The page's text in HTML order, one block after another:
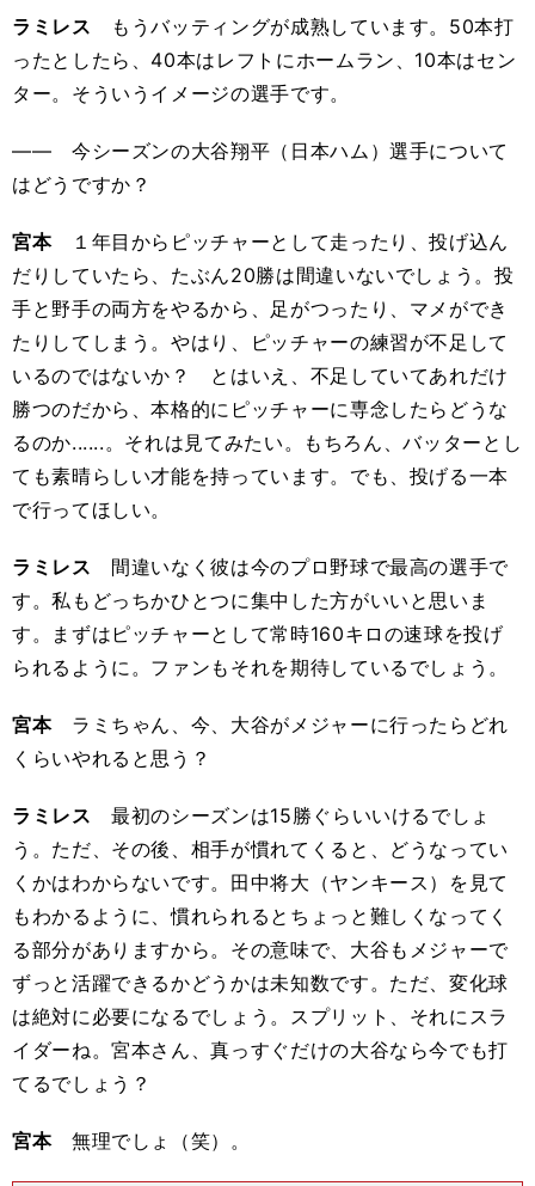
ラミレス もうバッティングが成熟しています。50本打
ったとしたら、40本はレフトにホームラン、10本はセン
ター。そういうイメージの選手です。
―― 今シーズンの大谷翔平（日本ハム）選手について
はどうですか？
宮本１年目からピッチャーとして走ったり、投げ込ん
だりしていたら、たぶん20勝は間違いないでしょう。投
手と野手の両方をやるから、足がつったり、マメができ
たりしてしまう。やはり、ピッチャーの練習が不足して
いるのではないか？ とはいえ、不足していてあれだけ
勝つのだから、本格的にピッチャーに専念したらどうな
るのか......。それは見てみたい。もちろん、バッターとし
ても素晴らしい才能を持っています。でも、投げる一本
で行ってほしい。
ラミレス 間違いなく彼は今のプロ野球で最高の選手で
す。私もどっちかひとつに集中した方がいいと思いま
す。まずはピッチャーとして常時160キロの速球を投げ
られるように。ファンもそれを期待しているでしょう。
宮本ラミちゃん、今、大谷がメジャーに行ったらどれ
くらいやれると思う？
ラミレス 最初のシーズンは15勝ぐらいいけるでしょ
う。ただ、その後、相手が慣れてくると、どうなってい
くかはわからないです。田中将大（ヤンキース）を見て
もわかるように、慣れられるとちょっと難しくなってく
る部分がありますから。その意味で、大谷もメジャーで
ずっと活躍できるかどうかは未知数です。ただ、変化球
は絶対に必要になるでしょう。スプリット、それにスラ
イダーね。宮本さん、真っすぐだけの大谷なら今でも打
てるでしょう？
宮本無理でしょ（笑）。